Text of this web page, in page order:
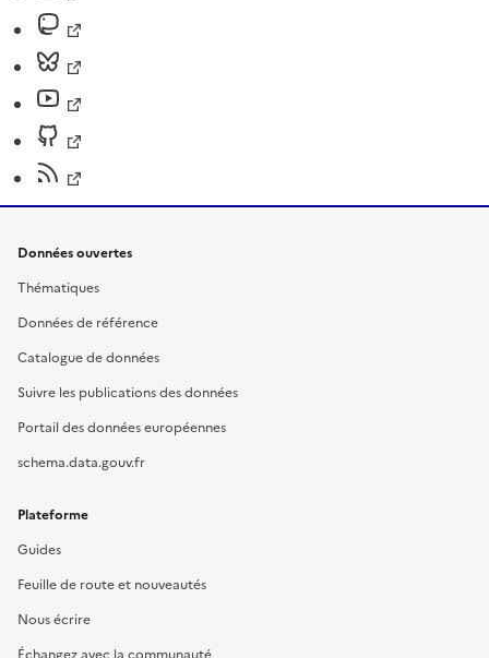
Données ouvertes
Thématiques
Données de référence
Catalogue de données
Suivre les publications des données
Portail des données européennes
schema.data.gouv.fr
Plateforme
Guides
Feuille de route et nouveautés
Nous écrire